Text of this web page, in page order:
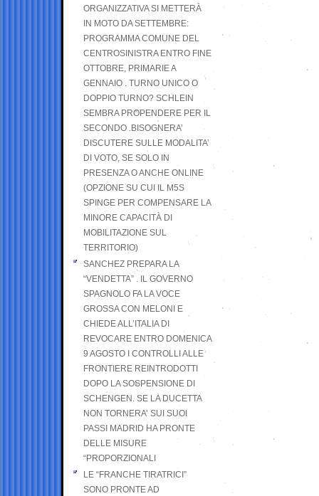
ORGANIZZATIVA SI METTERÀ
IN MOTO DA SETTEMBRE:
PROGRAMMA COMUNE DEL
CENTROSINISTRA ENTRO FINE
OTTOBRE, PRIMARIE A
GENNAIO . TURNO UNICO O
DOPPIO TURNO? SCHLEIN
SEMBRA PROPENDERE PER IL
SECONDO .BISOGNERA’
DISCUTERE SULLE MODALITA’
DI VOTO, SE SOLO IN
PRESENZA O ANCHE ONLINE
(OPZIONE SU CUI IL M5S
SPINGE PER COMPENSARE LA
MINORE CAPACITÀ DI
MOBILITAZIONE SUL
TERRITORIO)
SANCHEZ PREPARA LA
“VENDETTA” . IL GOVERNO
SPAGNOLO FA LA VOCE
GROSSA CON MELONI E
CHIEDE ALL’ITALIA DI
REVOCARE ENTRO DOMENICA
9 AGOSTO I CONTROLLI ALLE
FRONTIERE REINTRODOTTI
DOPO LA SOSPENSIONE DI
SCHENGEN. SE LA DUCETTA
NON TORNERA’ SUI SUOI
PASSI MADRID HA PRONTE
DELLE MISURE
“PROPORZIONALI
LE “FRANCHE TIRATRICI”
SONO PRONTE AD